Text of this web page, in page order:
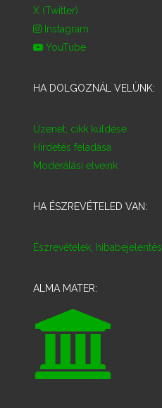
X (Twitter)
Instagram
YouTube
HA DOLGOZNÁL VELÜNK:
Üzenet, cikk küldése
Hirdetés feladása
Moderálási elveink
HA ÉSZREVÉTELED VAN:
Észrevételek, hibabejelentés
ALMA MATER: